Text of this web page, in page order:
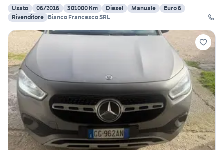
Usato
06/2016 301000 Km Diesel Manuale
Euro 6
Rivenditore Bianco Francesco SRL